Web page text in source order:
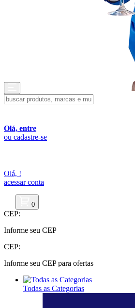
Olá, entre
ou cadastre-se
Olá, !
acessar conta
0
CEP:
Informe seu CEP
CEP:
Informe seu CEP para ofertas
Todas as Categorias